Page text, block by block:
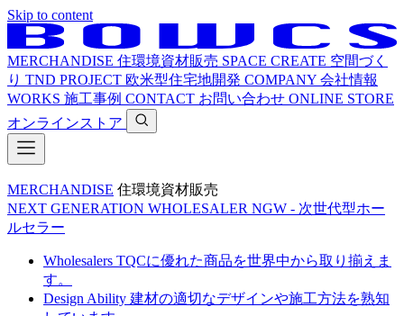
Skip to content
MERCHANDISE 住環境資材販売 SPACE CREATE 空間づく
り TND PROJECT 欧米型住宅地開発 COMPANY 会社情報
WORKS 施工事例 CONTACT お問い合わせ ONLINE STORE
オンラインストア
MERCHANDISE 住環境資材販売
NEXT GENERATION WHOLESALER NGW - 次世代型ホー
ルセラー
Wholesalers TQCに優れた商品を世界中から取り揃えま
す。
Design Ability 建材の適切なデザインや施工方法を熟知